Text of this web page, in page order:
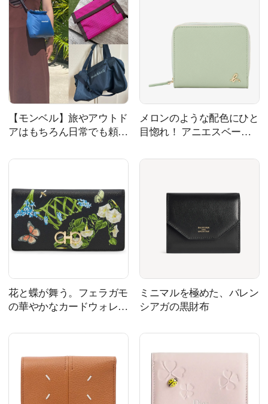
【モンベル】旅やアウトド
アはもちろん日常でも頼も
グッズ7選
メロンのような配色にひと
目惚れ！ アニエスベーの
花と蝶が舞う。フェラガモ
の華やかなカードウォレッ
ミニマルを極めた、バレン
シアガの黒財布